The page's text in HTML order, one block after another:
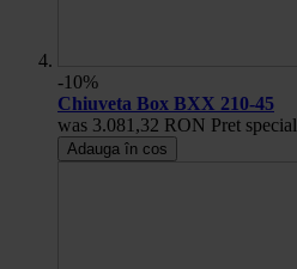
-10%
Chiuveta Box BXX 210-45
was 3.081,32 RON Pret special
Adauga în cos